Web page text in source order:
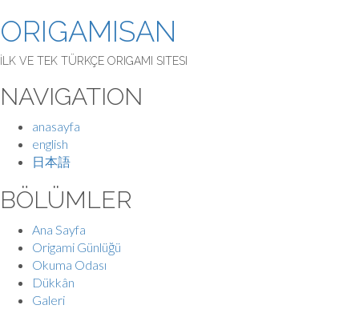
ORIGAMISAN
İLK VE TEK TÜRKÇE ORIGAMI SITESI
NAVIGATION
anasayfa
english
日本語
BÖLÜMLER
Ana Sayfa
Origami Günlüğü
Okuma Odası
Dükkân
Galeri